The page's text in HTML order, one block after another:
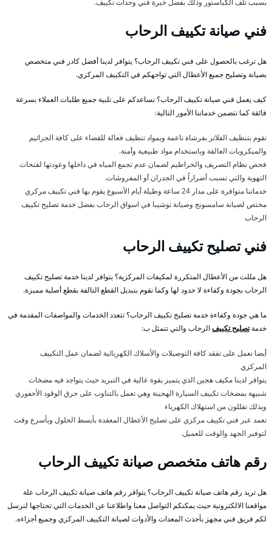
بسبب تلف الكباستور وذلك بفضل خبرة فني وحدات تكييف.
فني صيانة تكييف الرحاب
هل ترغب بالحصول على فني تكييف الرحاب؟ يتوافر لدينا أفضل كادر فني متخصص
بصيانة وتصليح جميع الأعطال التي تواجهكم في التكييف المركزي.
كيف يعمل فني صيانة تكييف الرحاب؟ نساعدكم على تلبية جميع طلبات العملاء بسرعة
فائقة كما تتضمن خدماتنا الأمور التالية:
نقوم بتنظيف الفلاتر بفرشاة ناعمة وبمواد تنظيف فعالة للقضاء على كافة الجراثيم
والميكروبات العالقة وباستخدام مواد طبيعية وأمنة.
فحص نظام التصريف والخراطيم لضمان عدم تجمع المياه في داخلها وعودتها لفتحات
التهوية والتي تسبب أضراراً في الجدران أو المفروشات.
خدماتنا متوافرة على مدار 24 ساعة وطيلة أيام الأسبوع يقوم بها فني تكييف مركزي
مختص لصيانة سامسونج وصيانة توشيبا في اسواق الرحاب بفضل خدمة تصليح تكييف
الرحاب
فني تصليح تكييف الرحاب
هل مللت من الأعطال المتكررة لمكيفات المركزية؟ يتوافر لدينا خدمة تصليح تكييف
الرحاب بجودة وكفاءة لا حدود لها وكما نقوم بتبديل القطع التالفة بقطع أصلية مميزة.
ما هي جودة وكفاءة خدمة تصليح تكييف الرحاب؟ تتعدد الخدمات والمواصفات المقدمة في
خدمةتصليح تكييفالرحاب والتي تتمثل ب:
أيضا نعمل على تفقد كافة التوصيلات والأسلاك الكهربائية لضمان عمل التكييف
المركزي
يتوافر لدينا مكيف هجين الذي يتميز بقوة عالية في التبريد حيث يتواجد فيه مضخات
شبيهة بمضخات تكييف السيارة الهجينة وهي تعمل بالتناوب على حرق الوقود الأحفوري
وبذلك تقللون من استهلاك الكهرباء
نعمد عبر فني تكييف مركزي على تصليح الأعطال المعقدة بأبسط الحلول وبأسرع وقت
لتوفير الجهد والوقت للعميل.
رقم هاتف متخصص صيانة تكييف الرحاب
هل تريد رقم هاتف صيانة تكييف الرحاب؟ يتوافر رقم هاتف صيانة تكييف الرحاب علة
مواقعنا الالكترونية حيث يمكنكم التواصل معنا واطلاعنا عن الخدمات التي تحتاجها لنرسل
لكم فريق فني مجهز بأحدث المعدات والأدوات لصيانة التكييف المركزي وجميع أجزاءه.